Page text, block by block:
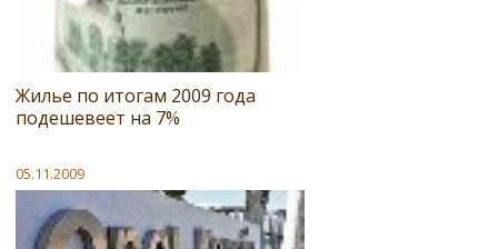
Жилье по итогам 2009 года
подешевеет на 7%
05.11.2009